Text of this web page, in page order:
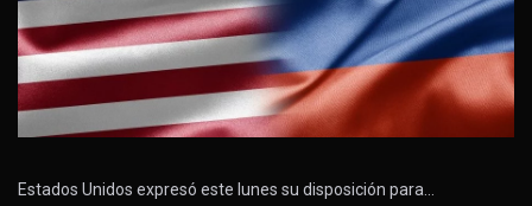
Estados Unidos expresó este lunes su disposición para…